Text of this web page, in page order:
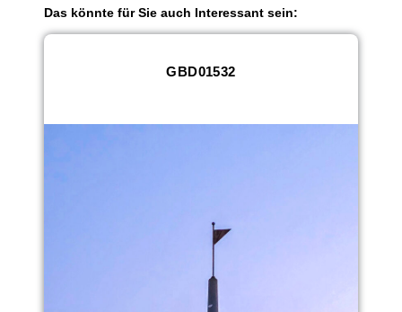
Das könnte für Sie auch Interessant sein:
GBD01532